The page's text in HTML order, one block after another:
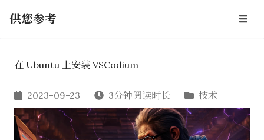
供您参考
在 Ubuntu 上安装 VSCodium
2023-09-23 3分钟阅读时长 技术